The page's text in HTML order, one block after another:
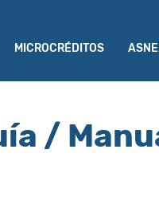
MICROCRÉDITOS
/